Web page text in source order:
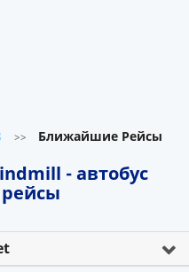
>> Ближайшие Рейсы
- автобус